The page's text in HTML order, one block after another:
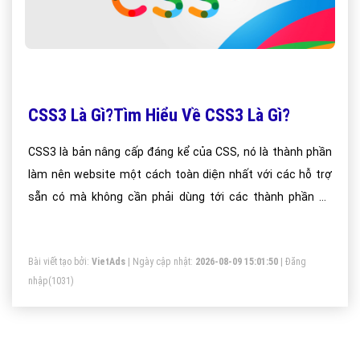
CSS3 Là Gì?Tìm Hiểu Về CSS3 Là Gì?
CSS3 là bản nâng cấp đáng kể của CSS, nó là thành phần
làm nên website một cách toàn diện nhất với các hỗ trợ
sẵn có mà không cần phải dùng tới các thành phần bổ
Bài viết tạo bởi: VietAds | Ngày cập nhật: 2026-08-09 15:01:50
Đăng
nhập(1031)